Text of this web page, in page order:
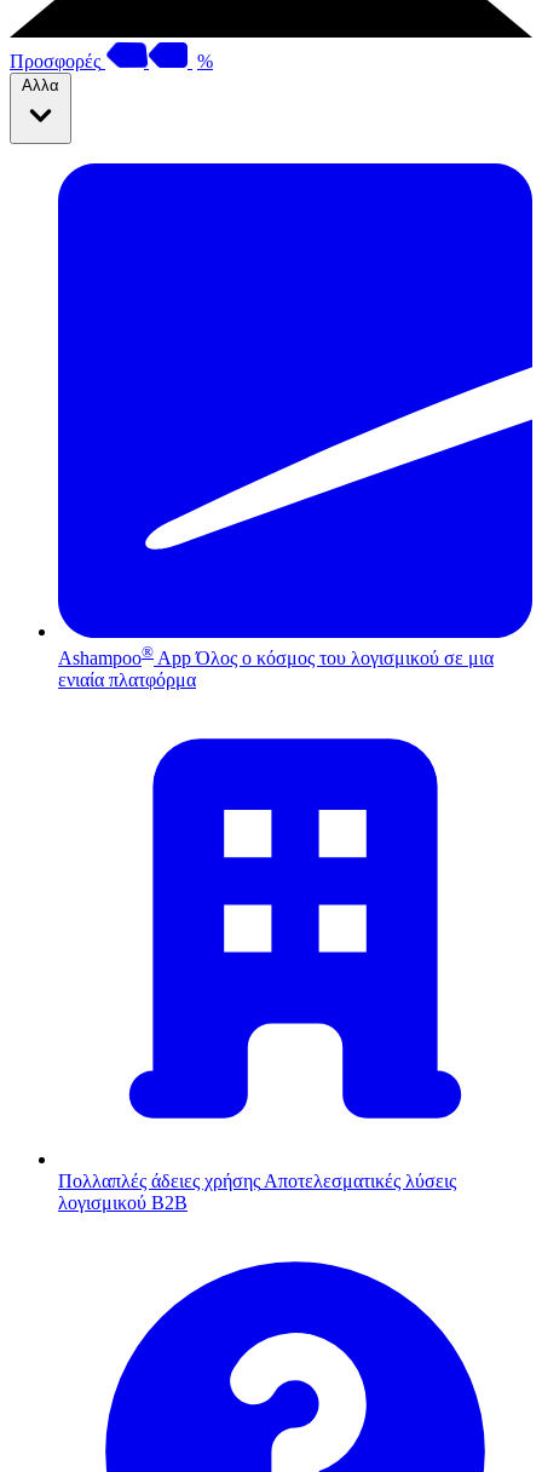
Προσφορές %
Αλλα
Ashampoo® App Όλος ο κόσμος του λογισμικού σε μια
ενιαία πλατφόρμα
Πολλαπλές άδειες χρήσης Αποτελεσματικές λύσεις
λογισμικού B2B